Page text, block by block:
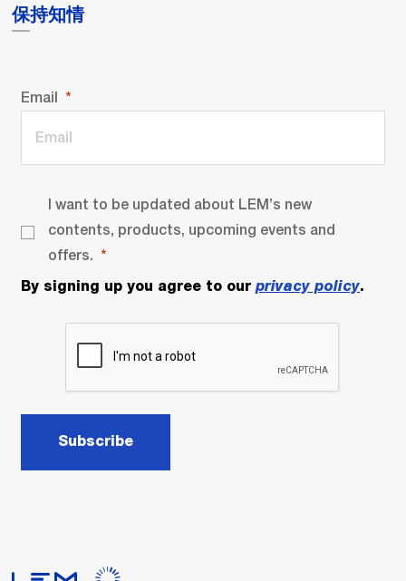
保持知情
Email
I want to be updated about LEM’s new
contents, products, upcoming events and
offers.
By signing up you agree to our privacy policy.
Subscribe